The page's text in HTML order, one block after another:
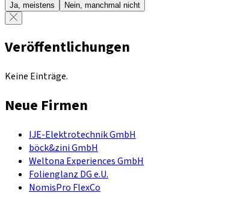
Ja, meistens Nein, manchmal nicht
Veröffentlichungen
Keine Einträge.
Neue Firmen
IJE-Elektrotechnik GmbH
böck&zini GmbH
Weltona Experiences GmbH
Folienglanz DG e.U.
NomisPro FlexCo